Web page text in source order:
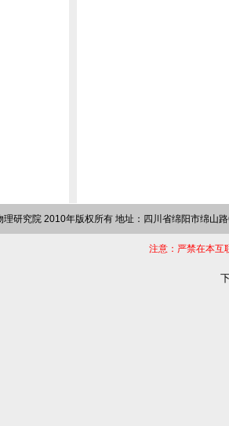
理研究院 2010年版权所有 地址：四川省绵阳市绵山
注意：严禁在本互